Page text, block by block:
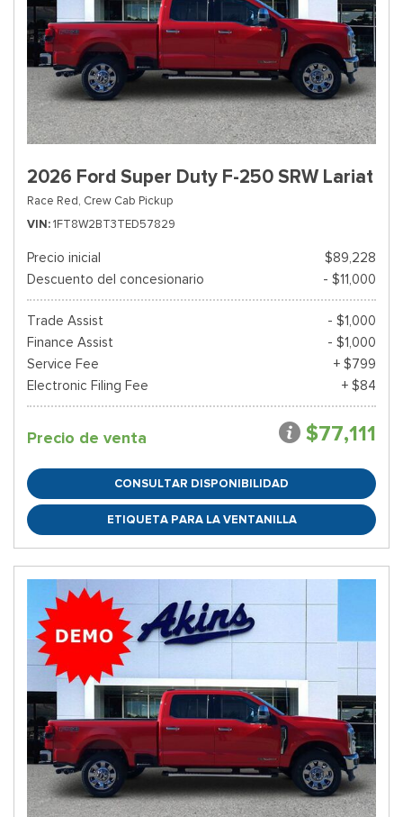
2026 Ford Super Duty F-250 SRW Lariat
Race Red, Crew Cab Pickup
VIN 1FT8W2BT3TED57829
Precio inicial
$89,228
Descuento del concesionario
- $11,000
Trade Assist
- $1,000
Finance Assist
- $1,000
Service Fee
+ $799
Electronic Filing Fee
+ $84
Precio de venta $77,111
CONSULTAR DISPONIBILIDAD
ETIQUETA PARA LA VENTANILLA